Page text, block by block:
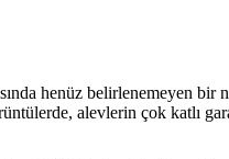
henüz belirlenemeyen bir
alevlerin çok katlı